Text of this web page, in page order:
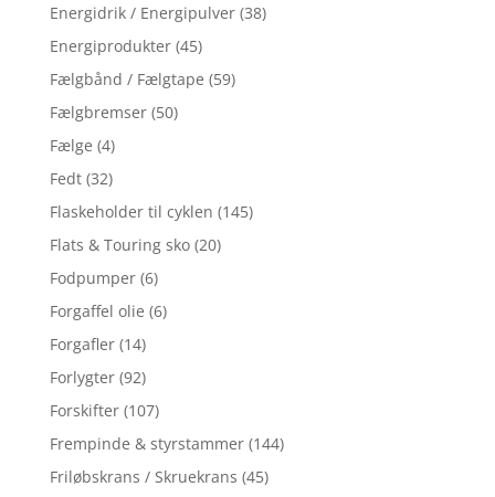
Energidrik / Energipulver (38)
Energiprodukter (45)
Fælgbånd / Fælgtape (59)
Fælgbremser (50)
Fælge (4)
Fedt (32)
Flaskeholder til cyklen (145)
Flats & Touring sko (20)
Fodpumper (6)
Forgaffel olie (6)
Forgafler (14)
Forlygter (92)
Forskifter (107)
Frempinde & styrstammer (144)
Friløbskrans / Skruekrans (45)